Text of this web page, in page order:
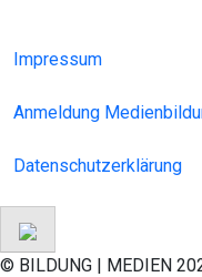
Impressum
Anmeldung
Datenschutzerklärung
© BILDUNG | MEDIEN